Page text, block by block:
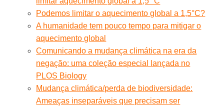
Podemos limitar o aquecimento global a 1,5°C?
A humanidade tem pouco tempo para mitigar o
aquecimento global
Comunicando a mudança climática na era da
negação: uma coleção especial lançada no
PLOS Biology
Mudança climática/perda de biodiversidade:
Ameaças inseparáveis que precisam ser